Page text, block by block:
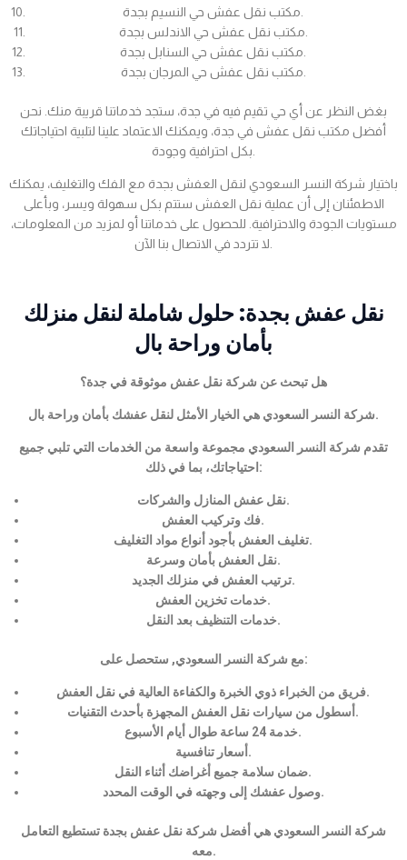
بغض النظر عن أي حي تقيم فيه في جدة، ستجد خدماتنا قريبة منك. نحن
أفضل مكتب نقل عفش في جدة، ويمكنك الاعتماد علينا لتلبية احتياجاتك
باختيار شركة النسر السعودي لنقل العفش بجدة مع الفك والتغليف، يمكنك
الاطمئنان إلى أن عملية نقل العفش ستتم بكل سهولة ويسر، وبأعلى
مستويات الجودة والاحترافية. للحصول على خدماتنا أو لمزيد من المعلومات،
نقل عفش بجدة: حلول شاملة لنقل منزلك
بأمان وراحة بال
هل تبحث عن شركة نقل عفش موثوقة في جدة؟
شركة النسر السعودي هي الخيار الأمثل لنقل عفشك بأمان وراحة بال.
تقدم شركة النسر السعودي مجموعة واسعة من الخدمات التي تلبي جميع
احتياجاتك، بما في ذلك:
نقل عفش المنازل والشركات.
فك وتركيب العفش.
تغليف العفش بأجود أنواع مواد التغليف.
نقل العفش بأمان وسرعة.
ترتيب العفش في منزلك الجديد.
خدمات تخزين العفش.
خدمات التنظيف بعد النقل.
مع شركة النسر السعودي, ستحصل على:
فريق من الخبراء ذوي الخبرة والكفاءة العالية في نقل العفش.
أسطول من سيارات نقل العفش المجهزة بأحدث التقنيات.
خدمة 24 ساعة طوال أيام الأسبوع.
أسعار تنافسية.
ضمان سلامة جميع أغراضك أثناء النقل.
وصول عفشك إلى وجهته في الوقت المحدد.
شركة النسر السعودي هي أفضل شركة نقل عفش بجدة تستطيع التعامل
معه.